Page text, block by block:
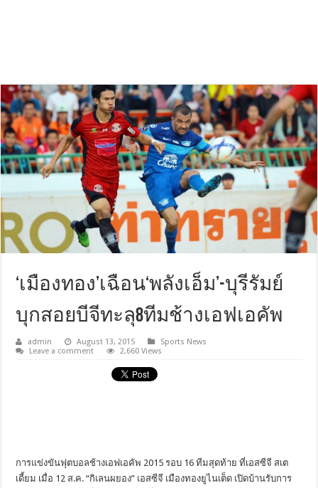
‘เมืองทอง’เฉือน‘พลังเอ็ม’-บุรีรัมย์
บุกสอยบีจีทะลุ8ทีมช้างเอฟเอคัพ
admin August 13, 2015
Sports News
Leave a comment
2,660 Views
การแข่งขันฟุตบอลช้างเอฟเอคัพ 2015 รอบ 16 ทีมสุดท้าย ที่เอสซีจี สเต
เดี้ยม เมื่อ 12 ส.ค. “กิเลนผยอง” เอสซีจี เมืองทองยูไนเต็ด เปิดบ้านรับการ